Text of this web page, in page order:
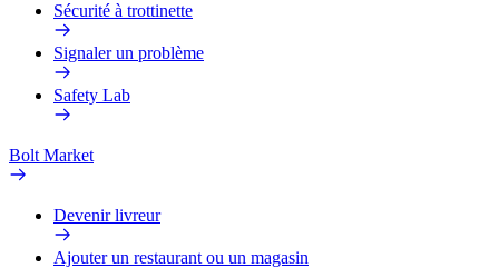
Sécurité à trottinette
Signaler un problème
Safety Lab
Bolt Market
Devenir livreur
Ajouter un restaurant ou un magasin